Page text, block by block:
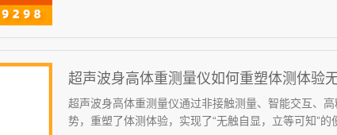
超声波身高体重测量仪如何重塑体测体验
超声波身高体重测量仪通过非接触测量、智能交互、
势，重塑了体测体验，实现了“无触自显，立等可知”的